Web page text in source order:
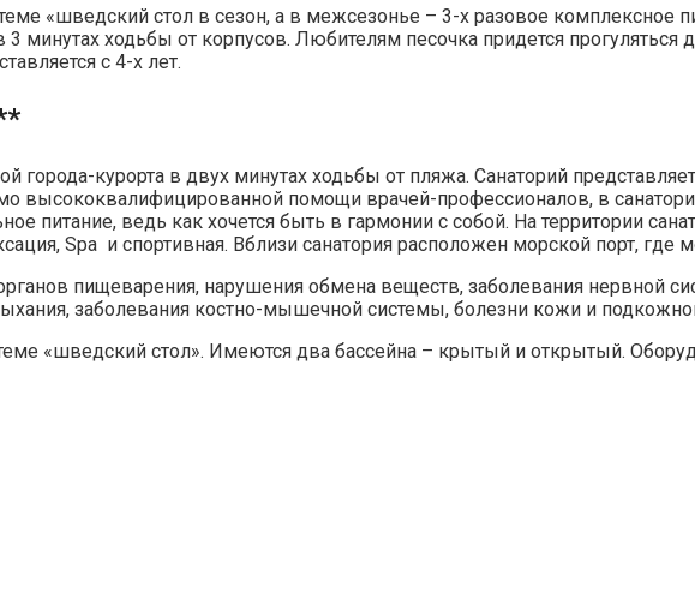
«шведский стол в сезон, а в межсезонье – 3-х разовое
минутах ходьбы от корпусов. Любителям песочка придется прогуляться
с 4-х лет.
города-курорта в двух минутах ходьбы от пляжа. Санаторий
высококвалифицированной помощи врачей-профессионалов, в
питание, ведь как хочется быть в гармонии с собой. На территории
Spa и спортивная. Вблизи санатория расположен морской порт,
пищеварения, нарушения обмена веществ, заболевания нервной
заболевания костно-мышечной системы, болезни кожи и
«шведский стол». Имеются два бассейна – крытый и открытый.